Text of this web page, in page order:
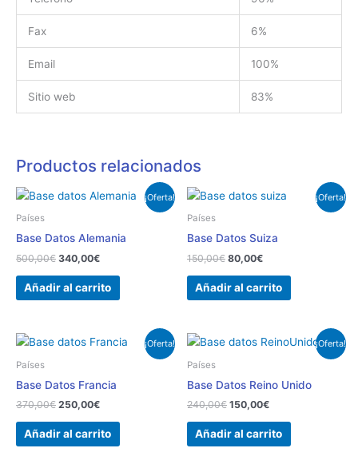
Fax 6%
Email 100%
Sitio web 83%
Productos relacionados
¡Oferta!
Países
Base Datos Alemania
500,00€
El
precio
500,00€.
340,00€
El
precio
340,00€.
Añadir al carrito
¡Oferta!
Países
Base Datos Suiza
150,00€
El
precio
150,00€.
80,00€
El
precio
80,00€.
Añadir al carrito
¡Oferta!
Países
Base Datos Francia
370,00€
El
370,00€.
250,00€
El
250,00€.
Añadir al carrito
¡Oferta!
Países
Base Datos Reino Unido
240,00€
El
240,00€.
150,00€
El
150,00€.
Añadir al carrito